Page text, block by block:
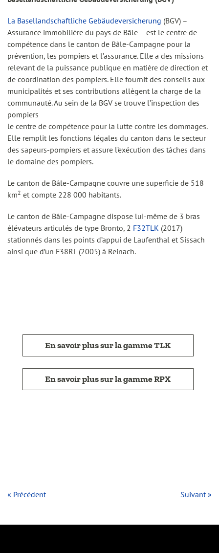
La Basellandschaftliche Gebäudeversicherung (BGV) –
Assurance immobilière du pays de Bâle – est le centre de
compétence dans le canton de Bâle-Campagne pour la
prévention, les pompiers et l’assurance. Elle a des missions
relevant de la puissance publique en matière de direction et
de coordination des pompiers. Elle fournit des conseils aux
municipalités et ses contributions allègent la charge de la
communauté. Au sein de la BGV se trouve l’inspection des
pompiers
le centre de compétence pour la lutte contre les dommages.
Elle remplit les fonctions légales du canton dans le secteur
des sapeurs-pompiers et assure l’exécution des tâches dans
le domaine des pompiers.
Le canton de Bâle-Campagne couvre une superficie de 518
km2 et compte 228 000 habitants.
Le canton de Bâle-Campagne dispose lui-même de 3 bras
élévateurs articulés de type Bronto, 2 F32TLK (2017)
stationnés dans les points d’appui de Laufenthal et Sissach
ainsi que d’un F38RL (2005) à Reinach.
En savoir plus sur la gamme TLK
En savoir plus sur la gamme RPX
« Précédent Suivant »